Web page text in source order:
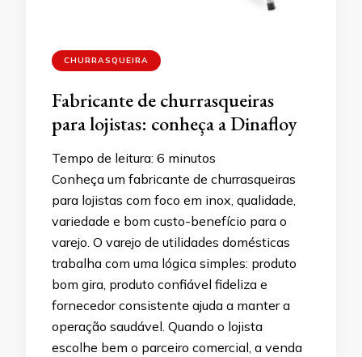
CHURRASQUEIRA
Fabricante de churrasqueiras
para lojistas: conheça a Dinafloy
Tempo de leitura: 6 minutos
Conheça um fabricante de churrasqueiras
para lojistas com foco em inox, qualidade,
variedade e bom custo-benefício para o
varejo. O varejo de utilidades domésticas
trabalha com uma lógica simples: produto
bom gira, produto confiável fideliza e
fornecedor consistente ajuda a manter a
operação saudável. Quando o lojista
escolhe bem o parceiro comercial, a venda